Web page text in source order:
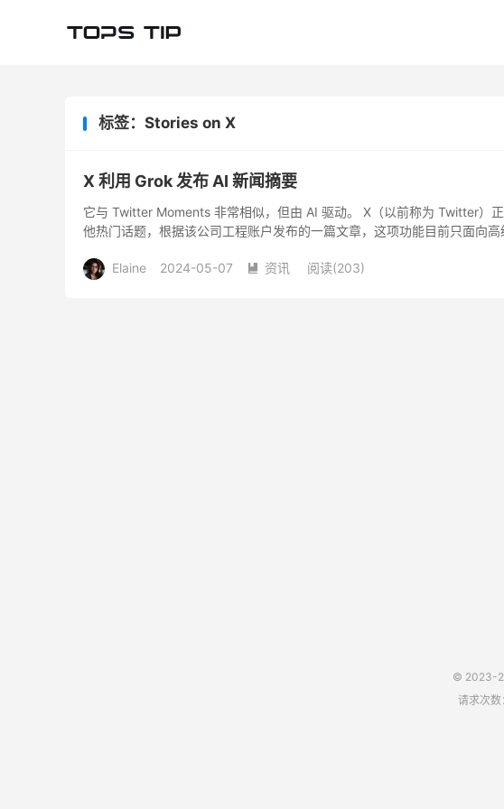
标签：Stories on X
X 利用 Grok 发布 AI 新闻摘要
它与 Twitter Moments 非常相似，但由 AI 驱动。 X（以前称为 Twitter）
他热门话题，根据该公司工程账户发布的一篇文章，这项功能目前只面向
Elaine 2024-05-07  资讯 阅读(203)
© 2023-
请求次